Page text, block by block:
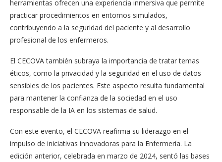
herramientas ofrecen una experiencia inmersiva que permite
practicar procedimientos en entornos simulados,
contribuyendo a la seguridad del paciente y al desarrollo
profesional de los enfermeros.
El CECOVA también subraya la importancia de tratar temas
éticos, como la privacidad y la seguridad en el uso de datos
sensibles de los pacientes. Este aspecto resulta fundamental
para mantener la confianza de la sociedad en el uso
responsable de la IA en los sistemas de salud.
Con este evento, el CECOVA reafirma su liderazgo en el
impulso de iniciativas innovadoras para la Enfermería. La
edición anterior, celebrada en marzo de 2024, sentó las bases